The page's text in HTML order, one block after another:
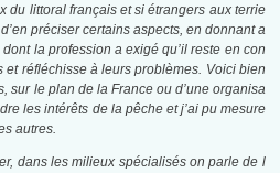
du littoral français et si étrangers aux terrie
préciser certains aspects, en donnant a
la profession a exigé qu’il reste en con
et réfléchisse à leurs problèmes. Voici bien
sur le plan de la France ou d’une organisa
les intérêts de la pêche et j’ai pu mesure
autres.
dans les milieux spécialisés on parle de l